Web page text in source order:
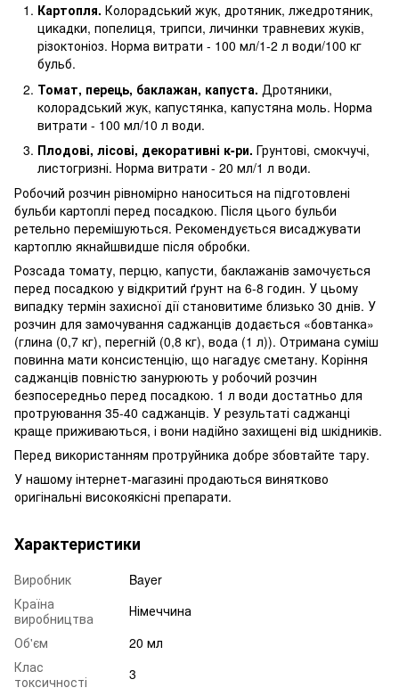
Картопля. Колорадський жук, дротяник, лжедротяник,
цикадки, попелиця, трипси, личинки травневих жуків,
різоктоніоз. Норма витрати - 100 мл/1-2 л води/100 кг
бульб.
Томат, перець, баклажан, капуста. Дротяники,
колорадський жук, капустянка, капустяна моль. Норма
витрати - 100 мл/10 л води.
Плодові, лісові, декоративні к-ри. Грунтові, смокчучі,
листогризні. Норма витрати - 20 мл/1 л води.
Робочий розчин рівномірно наноситься на підготовлені
бульби картоплі перед посадкою. Після цього бульби
ретельно перемішуються. Рекомендується висаджувати
картоплю якнайшвидше після обробки.
Розсада томату, перцю, капусти, баклажанів замочується
перед посадкою у відкритий ґрунт на 6-8 годин. У цьому
випадку термін захисної дії становитиме близько 30 днів. У
розчин для замочування саджанців додається «бовтанка»
(глина (0,7 кг), перегній (0,8 кг), вода (1 л)). Отримана суміш
повинна мати консистенцію, що нагадує сметану. Коріння
саджанців повністю занурюють у робочий розчин
безпосередньо перед посадкою. 1 л води достатньо для
протруювання 35-40 саджанців. У результаті саджанці
краще приживаються, і вони надійно захищені від шкідників.
Перед використанням протруйника добре збовтайте тару.
У нашому інтернет-магазині продаються винятково
оригінальні високоякісні препарати.
Характеристики
Виробник
Bayer
Країна
виробництва
Німеччина
Об'єм
20 мл
Клас
токсичності
3